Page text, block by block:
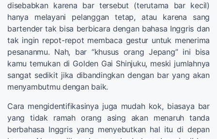
disebabkan karena bar tersebut (terutama bar kecil)
hanya melayani pelanggan tetap, atau karena sang
bartender tak bisa berbicara dengan bahasa Inggris dan
tak ingin repot-repot membaca gestur untuk menerima
pesananmu. Nah, bar “khusus orang Jepang” ini bisa
kamu temukan di Golden Gai Shinjuku, meski jumlahnya
sangat sedikit jika dibandingkan dengan bar yang akan
menyambutmu dengan baik.
Cara mengidentifikasinya juga mudah kok, biasaya bar
yang tidak ramah orang asing akan menaruh tanda
berbahasa Inggris yang menyebutkan hal itu di depan